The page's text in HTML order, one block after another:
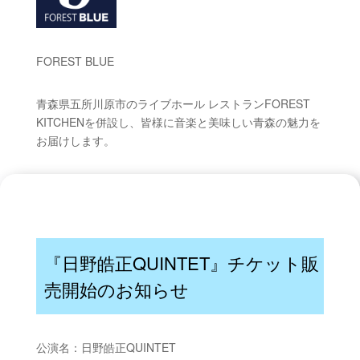
FOREST BLUE
青森県五所川原市のライブホール レストランFOREST
KITCHENを併設し、皆様に音楽と美味しい青森の魅力を
お届けします。
『日野皓正QUINTET』チケット販
売開始のお知らせ
公演名： 日野皓正QUINTET